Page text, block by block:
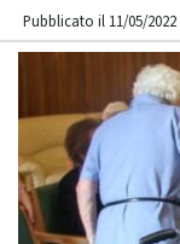
Pubblicato il 11/05/2022